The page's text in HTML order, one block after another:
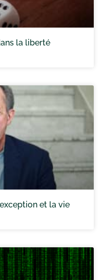
la liberté
et la vie